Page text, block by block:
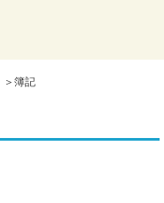
＞簿記